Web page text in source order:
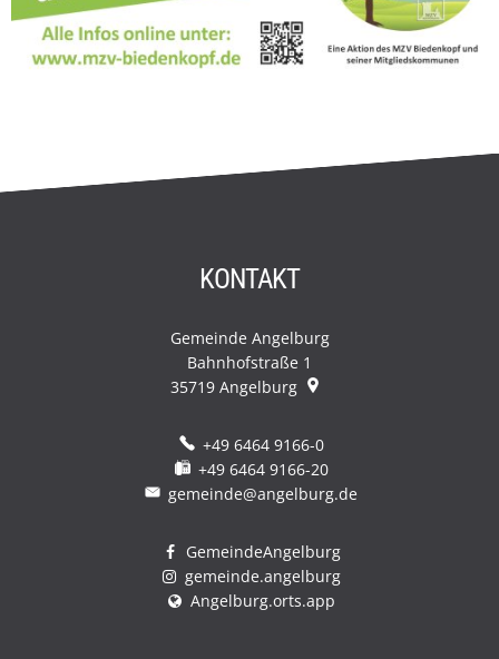
KONTAKT
Gemeinde Angelburg
Bahnhofstraße 1
35719 Angelburg
+49 6464 9166-0
+49 6464 9166-20
gemeinde@angelburg.de
GemeindeAngelburg
gemeinde.angelburg
Angelburg.orts.app